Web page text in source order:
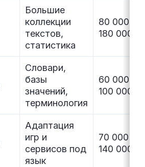
Большие
коллекции
текстов,
статистика
80 000 –
180 000
Словари,
базы
значений,
терминология
60 000 –
100 000
Адаптация
игр и
сервисов под
язык
70 000 –
140 000